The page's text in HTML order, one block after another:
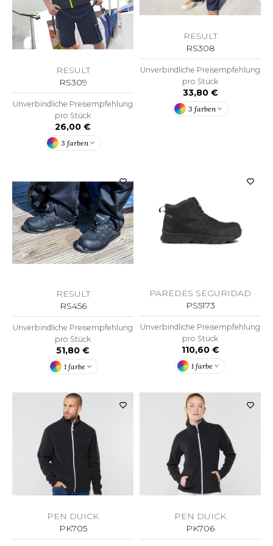
UND JACKEN
COOL
T'S
SERIE
MORNING STUDIOS
SEGURIDAD
RESULT
RS309
Unverbindliche Preisempfehlung
pro Stück
26,00 €
3 farben
RESULT
RS308
Unverbindliche Preisempfehlung
pro Stück
33,80 €
3 farben
RESULT
RS456
Unverbindliche Preisempfehlung
pro Stück
51,80 €
1 farbe
PAREDES SEGURIDAD
PS5173
Unverbindliche Preisempfehlung
pro Stück
110,60 €
1 farbe
PEN DUICK
PK705
PEN DUICK
PK706